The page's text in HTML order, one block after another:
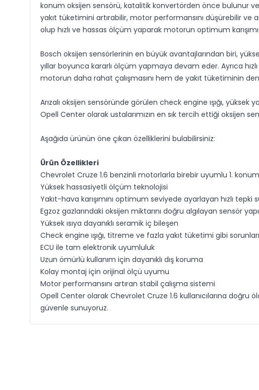
konum oksijen sensörü, katalitik konvertörden önce bulunur
yakıt tüketimini artırabilir, motor performansını düşürebilir
olup hızlı ve hassas ölçüm yaparak motorun optimum
Bosch oksijen sensörlerinin en büyük avantajlarından biri,
yıllar boyunca kararlı ölçüm yapmaya devam eder. Ayrıca hızlı
motorun daha rahat çalışmasını hem de yakıt tüketiminin
Arızalı oksijen sensöründe görülen check engine ışığı,
Opell Center olarak ustalarımızın en sık tercih ettiği oksijen
Aşağıda ürünün öne çıkan özelliklerini bulabilirsiniz:
Ürün Özellikleri
Chevrolet Cruze 1.6 benzinli motorlarla birebir uyumlu 1.
Yüksek hassasiyetli ölçüm teknolojisi
Yakıt-hava karışımını optimum seviyede ayarlayan hızlı tepki
Egzoz gazlarındaki oksijen miktarını doğru algılayan sensör
Yüksek ısıya dayanıklı seramik iç bileşen
Check engine ışığı, titreme ve fazla yakıt tüketimi gibi
ECU ile tam elektronik uyumluluk
Uzun ömürlü kullanım için dayanıklı dış koruma
Kolay montaj için orijinal ölçü uyumu
Motor performansını artıran stabil çalışma sistemi
Opell Center olarak Chevrolet Cruze 1.6 kullanıcılarına
güvenle sunuyoruz.